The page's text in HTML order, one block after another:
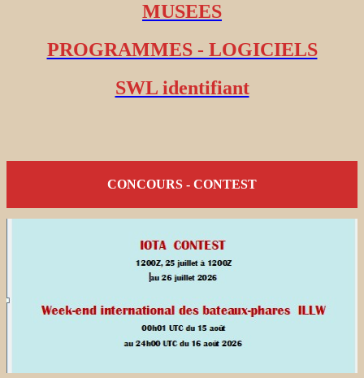
MUSEES
PROGRAMMES - LOGICIELS
SWL identifiant
CONCOURS - CONTEST